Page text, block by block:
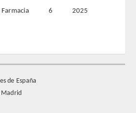
Farmacia 6 2025
de España
Madrid